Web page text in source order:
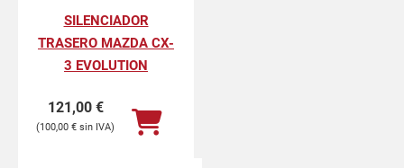
SILENCIADOR
TRASERO MAZDA CX-
3 EVOLUTION
121,00 €
100,00 €